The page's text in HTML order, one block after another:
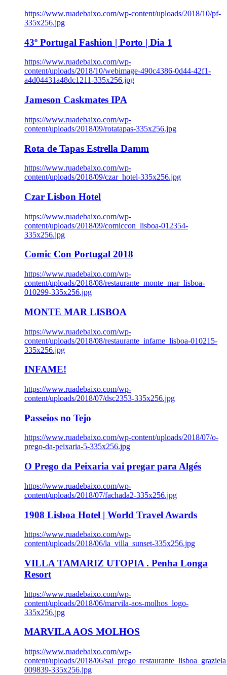
https://www.ruadebaixo.com/wp-content/uploads/2018/10/pf-
335x256.jpg
43º Portugal Fashion | Porto | Dia 1
https://www.ruadebaixo.com/wp-
content/uploads/2018/10/webimage-490c4386-0d44-42f1-
a4d04431a48dc1211-335x256.jpg
Jameson Caskmates IPA
https://www.ruadebaixo.com/wp-
content/uploads/2018/09/rotatapas-335x256.jpg
Rota de Tapas Estrella Damm
https://www.ruadebaixo.com/wp-
content/uploads/2018/09/czar_hotel-335x256.jpg
Czar Lisbon Hotel
https://www.ruadebaixo.com/wp-
content/uploads/2018/09/comiccon_lisboa-012354-
335x256.jpg
Comic Con Portugal 2018
https://www.ruadebaixo.com/wp-
content/uploads/2018/08/restaurante_monte_mar_lisboa-
010299-335x256.jpg
MONTE MAR LISBOA
https://www.ruadebaixo.com/wp-
content/uploads/2018/08/restaurante_infame_lisboa-010215-
335x256.jpg
INFAME!
https://www.ruadebaixo.com/wp-
content/uploads/2018/07/dsc2353-335x256.jpg
Passeios no Tejo
https://www.ruadebaixo.com/wp-content/uploads/2018/07/o-
prego-da-peixaria-5-335x256.jpg
O Prego da Peixaria vai pregar para Algés
https://www.ruadebaixo.com/wp-
content/uploads/2018/07/fachada2-335x256.jpg
1908 Lisboa Hotel | World Travel Awards
https://www.ruadebaixo.com/wp-
content/uploads/2018/06/la_villa_sunset-335x256.jpg
VILLA TAMARIZ UTOPIA . Penha Longa
Resort
https://www.ruadebaixo.com/wp-
content/uploads/2018/06/marvila-aos-molhos_logo-
335x256.jpg
MARVILA AOS MOLHOS
https://www.ruadebaixo.com/wp-
content/uploads/2018/06/
009839-335x256.jpg